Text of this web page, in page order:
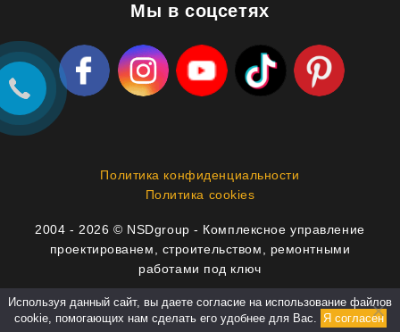
Мы в соцсетях
Политика конфиденциальности
Политика cookies
2004 - 2026 © NSDgroup - Комплексное управление
проектированем, строительством, ремонтными
работами под ключ
info@nsdgroup.com.ua
Используя данный сайт, вы даете согласие на использование файлов
cookie, помогающих нам сделать его удобнее для Вас. Я согласен